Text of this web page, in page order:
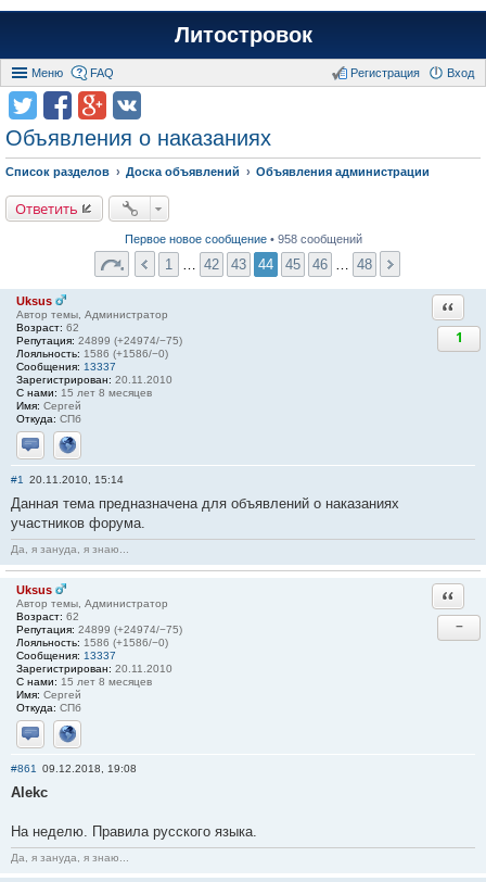
Литостровок
Меню FAQ Вход
Регистрация
Объявления о наказаниях
Список разделов Доска объявлений Объявления администрации
Ответить
Первое новое сообщение• 958 сообщений
1 42 43 44 45 46 48
Uksus
Автор темы, Администратор
Возраст: 62
Репутация: 24899 (+24974/−75)
Лояльность: 1586 (+1586/−0)
Сообщения: 13337
Зарегистрирован: 20.11.2010
С нами: 15 лет 8 месяцев
Имя: Сергей
Откуда: СПб
Отправить личное сообщение
Сайт
1
#1 20.11.2010, 15:14
Данная тема предназначена для объявлений о наказаниях
участников форума.
Да, я зануда, я знаю...
Uksus
Автор темы, Администратор
Возраст: 62
Репутация: 24899 (+24974/−75)
Лояльность: 1586 (+1586/−0)
Сообщения: 13337
Зарегистрирован: 20.11.2010
С нами: 15 лет 8 месяцев
Имя: Сергей
Откуда: СПб
Отправить личное сообщение
Сайт
−
#861 09.12.2018, 19:08
Alekc
На неделю. Правила русского языка.
Да, я зануда, я знаю...